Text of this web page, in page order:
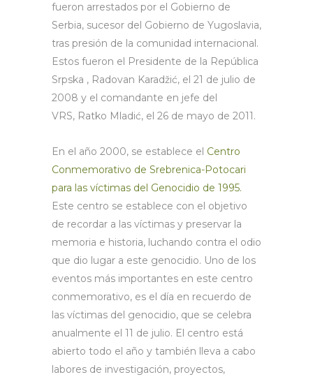
fueron arrestados por el Gobierno de
Serbia, sucesor del Gobierno de Yugoslavia,
tras presión de la comunidad internacional.
Estos fueron el Presidente de la República
Srpska , Radovan Karadžić, el 21 de julio de
2008 y el comandante en jefe del
VRS, Ratko Mladić, el 26 de mayo de 2011.
En el año 2000, se establece el Centro
Conmemorativo de Srebrenica-Potocari
para las víctimas del Genocidio de 1995.
Este centro se establece con el objetivo
de recordar a las víctimas y preservar la
memoria e historia, luchando contra el odio
que dio lugar a este genocidio. Uno de los
eventos más importantes en este centro
conmemorativo, es el día en recuerdo de
las víctimas del genocidio, que se celebra
anualmente el 11 de julio. El centro está
abierto todo el año y también lleva a cabo
labores de investigación, proyectos,